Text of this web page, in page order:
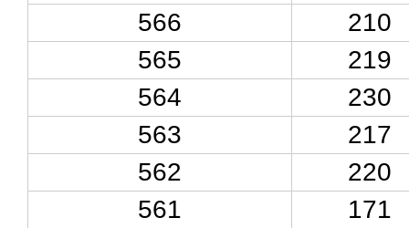
566
210
565
219
564
230
563
217
562
220
561
171